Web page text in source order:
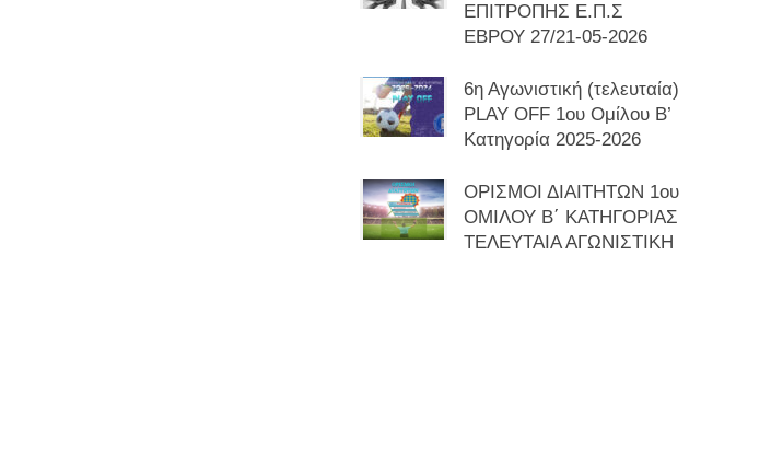
ΕΠΙΤΡΟΠΗΣ Ε.Π.Σ
ΕΒΡΟΥ 27/21-05-2026
6η Αγωνιστική (τελευταία)
PLAY OFF 1ου Ομίλου Β’
Κατηγορία 2025-2026
ΟΡΙΣΜΟΙ ΔΙΑΙΤΗΤΩΝ 1ου
ΟΜΙΛΟΥ Β΄ ΚΑΤΗΓΟΡΙΑΣ
ΤΕΛΕΥΤΑΙΑ ΑΓΩΝΙΣΤΙΚΗ